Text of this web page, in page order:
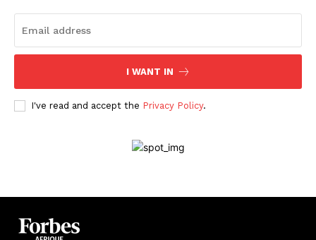
I WANT IN
I've read and accept the Privacy Policy.